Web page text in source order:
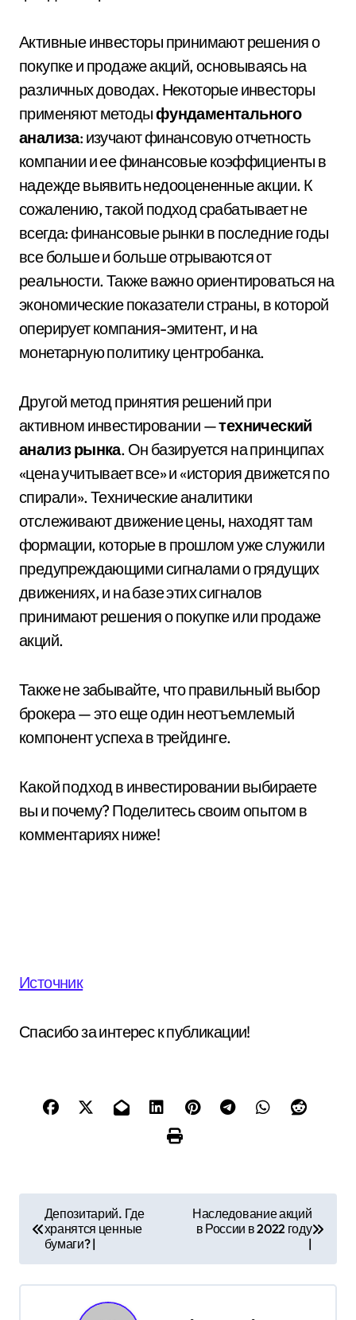
Активные инвесторы принимают решения о
покупке и продаже акций, основываясь на
различных доводах. Некоторые инвесторы
применяют методыфундаментального
анализа: изучают финансовую отчетность
компании и ее финансовые коэффициенты в
надежде выявить недооцененные акции. К
сожалению, такой подход срабатывает не
всегда: финансовые рынки в последние годы
все больше и больше отрываются от
реальности. Также важно ориентироваться на
экономические показатели страны, в которой
оперирует компания-эмитент, и на
монетарную политику центробанка.
Другой метод принятия решений при
активном инвестировании —технический
анализ рынка. Он базируется на принципах
«цена учитывает все» и «история движется по
спирали». Технические аналитики
отслеживают движение цены, находят там
формации, которые в прошлом уже служили
предупреждающими сигналами о грядущих
движениях, и на базе этих сигналов
принимают решения о покупке или продаже
акций.
Также не забывайте, что правильный выбор
брокера — это еще один неотъемлемый
компонент успеха в трейдинге.
Какой подход в инвестировании выбираете
вы и почему? Поделитесь своим опытом в
комментариях ниже!
Источник
Спасибо за интерес к публикации!
в
Депозитарий. Где
хранятся ценные
бумаги? |
Наследование акций
в России в 2022 году
|